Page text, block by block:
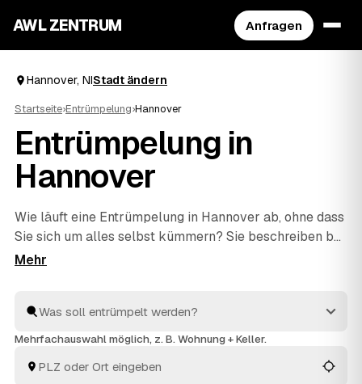
AWL ZENTRUM Anfragen
Hannover, NIStadt ändern
Startseite›Entrümpelung›Hannover
Entrümpelung in
Hannover
Wie läuft eine Entrümpelung in Hannover ab, ohne dass
Sie sich um alles selbst kümmern? Sie beschreiben bei
AWL einmal, was weg soll – vom einzelnen Keller bis
Festpreisen. Sie wählen das beste Angebot aus, der
Rest passiert vor Ort: ausräumen, abtransportieren,
Mehrfachauswahl möglich, z. B. Wohnung + Keller.